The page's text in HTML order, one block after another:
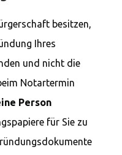
besitzen,
Ihres
und nicht die
Notartermin
Person
für Sie zu